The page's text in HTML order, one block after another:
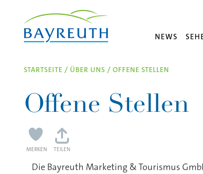
NEWS
STARTSEITE / ÜBER UNS / OFFENE STELLEN
Offene Stellen
MERKEN TEILEN
Die Bayreuth Marketing & Tourismus